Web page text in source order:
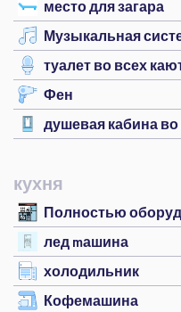
место для загара
Музыкальная
туалет во всех
Фен
душевая кабина
кухня
Полностью
лед mашина
холодильник
Кофемашина